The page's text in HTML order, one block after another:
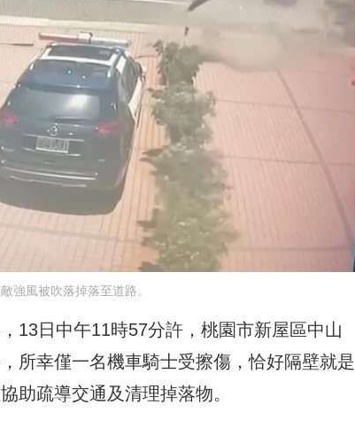
強風被吹落掉落至道路。
13日中午11時57分許，桃園市新屋區中山
所幸僅一名機車騎士受擦傷，恰好隔壁就是
助疏導交通及清理掉落物。